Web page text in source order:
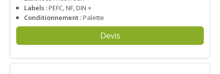
Labels :PEFC, NF, DIN +
Conditionnement :Palette
Devis